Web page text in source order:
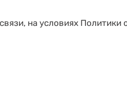
на условиях Политики